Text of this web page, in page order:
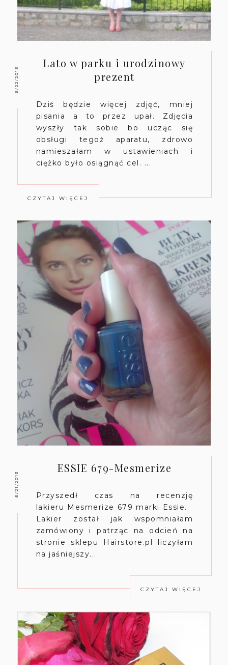
6/22/2013
Lato w parku i urodzinowy
prezent
Dziś będzie więcej zdjęć, mniej
pisania a to przez upał. Zdjęcia
wyszły tak sobie bo ucząc się
obsługi tegoż aparatu, zdrowo
namieszałam w ustawieniach i
ciężko było osiągnąć cel. ...
CZYTAJ WIĘCEJ
6/21/2013
ESSIE 679-Mesmerize
Przyszedł czas na recenzję
lakieru Mesmerize 679 marki Essie.
Lakier został jak wspomniałam
zamówiony i patrząc na odcień na
stronie sklepu Hairstore.pl liczyłam
na jaśniejszy...
CZYTAJ WIĘCEJ